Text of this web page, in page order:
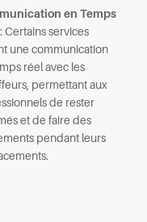
en Temps
Certains services
une communication
réel avec les
permettant aux
de rester
et de faire des
pendant leurs